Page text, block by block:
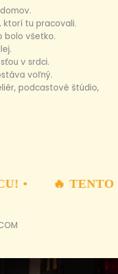
ktorí tu pracovali.
bolo všetko.
v srdci.
voľný.
podcastové štúdio,
• 🔥